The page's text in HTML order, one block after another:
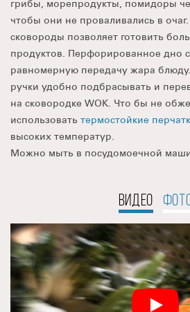
грибы, морепродукты, помидоры
чтобы они не проваливались в
сковороды позволяет готовить
продуктов. Перфорированное дно
равномерную передачу жара
ручки удобно подбрасывать и
на сковородке WOK. Что бы не
использовать термостойкие
высоких температур.
Можно мыть в посудомоечной
ВИДЕО